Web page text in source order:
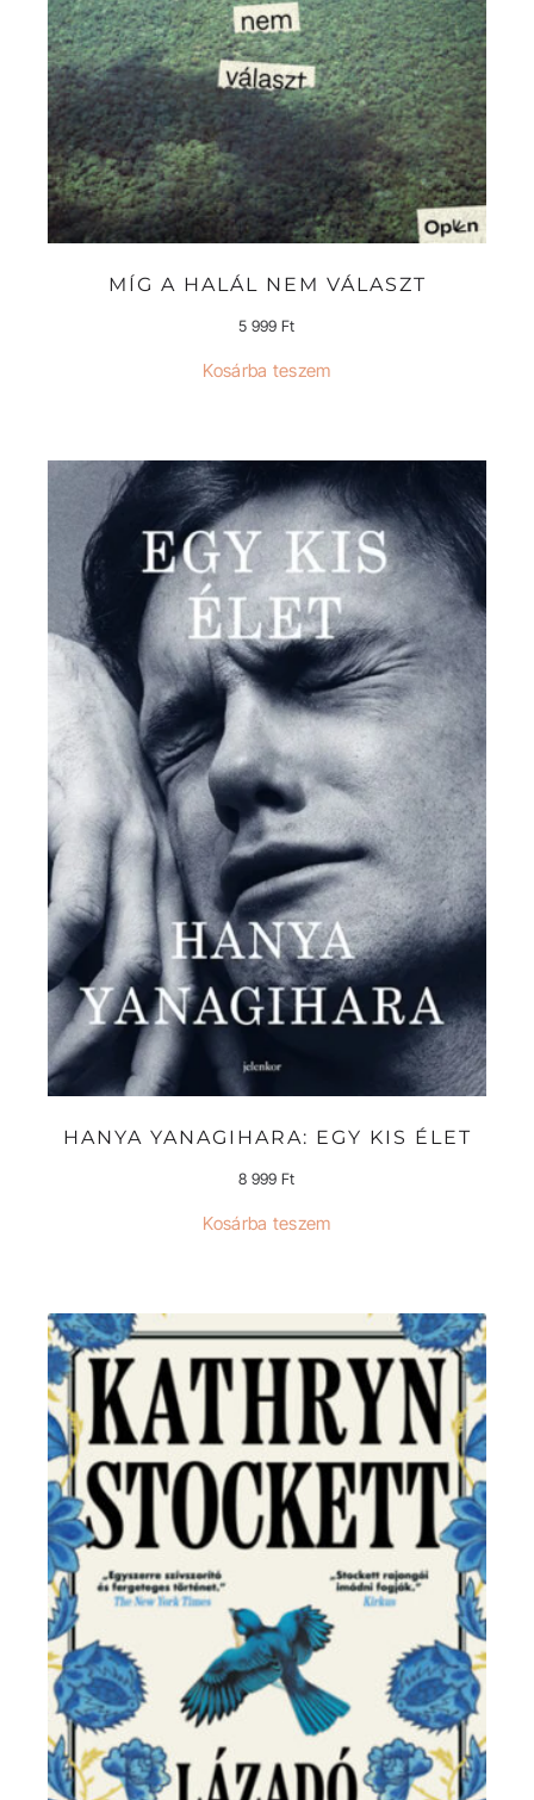
MÍG A HALÁL NEM VÁLASZT
5 999 Ft
Kosárba teszem
HANYA YANAGIHARA: EGY KIS ÉLET
8 999 Ft
Kosárba teszem